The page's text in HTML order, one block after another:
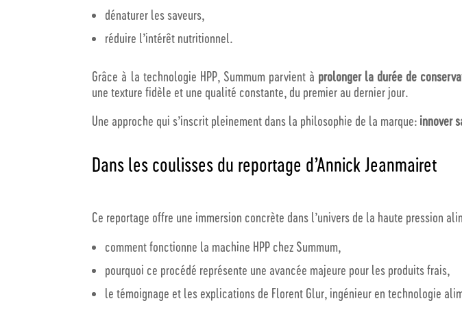
dénaturer les saveurs,
réduire l’intérêt nutritionnel.
Grâce à la technologie HPP, Summum parvient à prolonger la durée de
une texture fidèle et une qualité constante, du premier au dernier jour.
Une approche qui s’inscrit pleinement dans la philosophie de la marque: innover
Dans les coulisses du reportage d’Annick Jeanmairet
Ce reportage offre une immersion concrète dans l’univers de la haute pression
comment fonctionne la machine HPP chez Summum,
pourquoi ce procédé représente une avancée majeure pour les produits frais,
le témoignage et les explications de Florent Glur, ingénieur en technologie